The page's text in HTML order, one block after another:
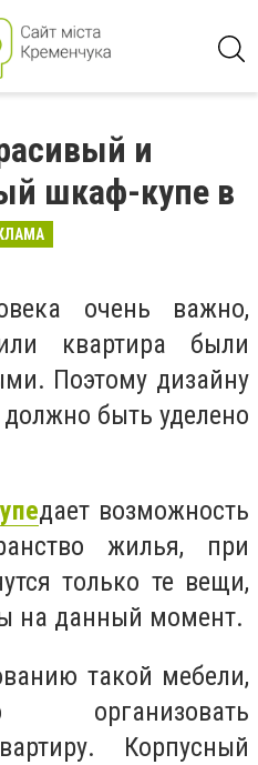
и
шкаф-купе в
очень важно,
квартира были
Поэтому дизайну
быть уделено
дает возможность
жилья, при
только те вещи,
на данный момент.
такой мебели,
Корпусный